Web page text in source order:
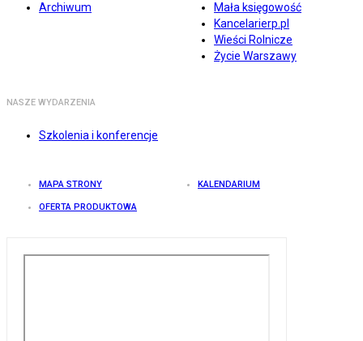
Archiwum
Mała księgowość
Kancelarierp.pl
Wieści Rolnicze
Życie Warszawy
NASZE WYDARZENIA
Szkolenia i konferencje
MAPA STRONY KALENDARIUM
OFERTA PRODUKTOWA